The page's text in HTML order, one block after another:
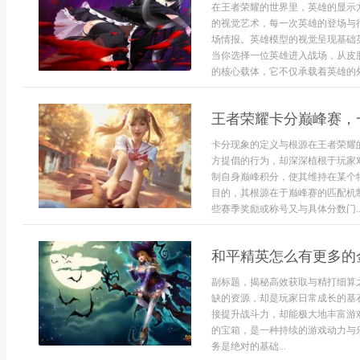
在王者荣耀的世界里，英雄的显
的视觉艺术，每一次英雄的登场
场情报。英雄模型的视觉呈现基
当你选择一位英雄进入战场，从
的核心载体，它不仅承载着英雄的
王者荣耀卡分巅峰赛
卡分现象的定义与根源在王者荣
方提倡的行为，却深深植根于玩
制自身巅峰积分，使其维持在某
目的，其根源在于巅峰赛的匹配
些赛季奖励或称号又与具体分数门
和平精英怎么有更多
副标题，揭秘高效获取与精打细
缺的资源，却是玩家日常成长的
接提升战斗力，却能极大地丰富
的宝箱，是一种持续的游戏动力
务是绝对的基础...